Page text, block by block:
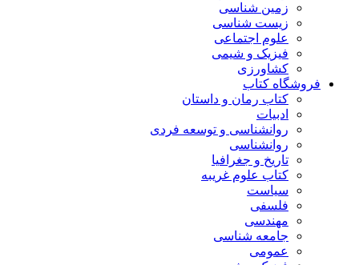
زمین شناسی
زیست شناسی
علوم اجتماعی
فیزیک و شیمی
کشاورزی
فروشگاه کتاب
کتاب رمان و داستان
ادبیات
روانشناسی و توسعه فردی
روانشناسی
تاریخ و جغرافیا
کتاب علوم غریبه
سیاست
فلسفی
مهندسی
جامعه شناسی
عمومی